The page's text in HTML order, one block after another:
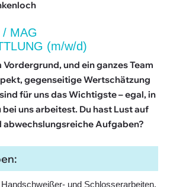
MAG
(m/w/d)
Vordergrund, und ein ganzes Team
gegenseitige Wertschätzung
für uns das Wichtigste – egal, in
uns arbeitest. Du hast Lust auf
abwechslungsreiche Aufgaben?
und Schlosserarbeiten.